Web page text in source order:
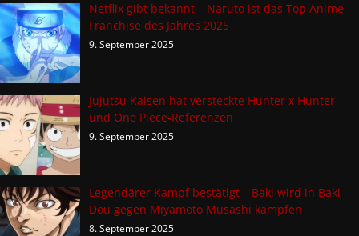
Netflix gibt bekannt – Naruto ist das Top Anime-
Franchise des Jahres 2025
9. September 2025
Jujutsu Kaisen hat versteckte Hunter x Hunter
und One Piece-Referenzen
9. September 2025
Legendärer Kampf bestätigt – Baki wird in Baki-
Dou gegen Miyamoto Musashi kämpfen
8. September 2025